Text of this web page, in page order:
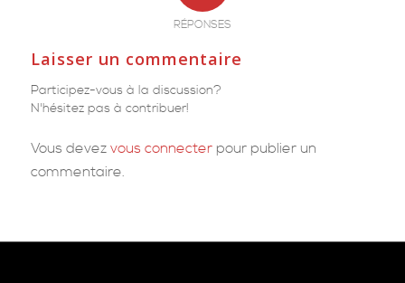
RÉPONSES
Laisser un commentaire
Participez-vous à la discussion?
N'hésitez pas à contribuer!
Vous devez vous connecterpour publier un
commentaire.